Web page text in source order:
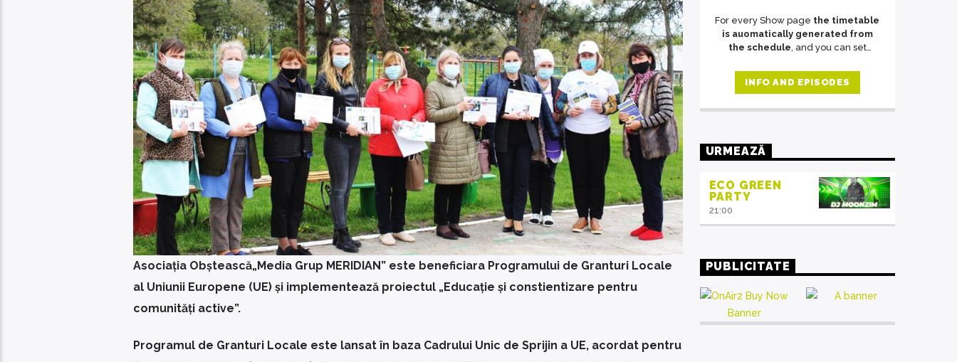
Asociația Obștească„Media Grup MERIDIAN” este beneficiara Programului de Granturi Locale
al Uniunii Europene (UE) și implementează proiectul „Educație și constientizare pentru
comunități active”.
Programul de Granturi Locale este lansat în baza Cadrului Unic de Sprijin a UE, acordat pentru
For every Show page the timetable
is auomatically generated from
the schedule, and you can set
Articles and Chartsby simply
choosing a category. Curabitur id
eget tellus nec, pellentesque varius
tincidunt justo. Aliquam semper
faucibus odio id varius. Suspendisse
INFO AND EPISODES
URMEAZĂ
ECO GREEN
PARTY
21:00
PUBLICITATE